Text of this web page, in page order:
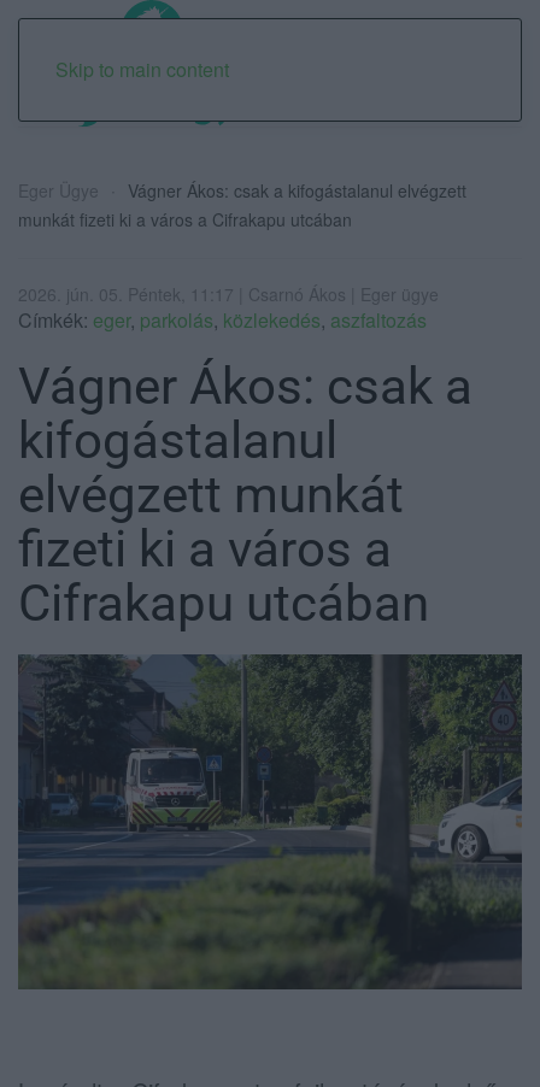
Skip to main content
Eger Ügye
Vágner Ákos: csak a kifogástalanul elvégzett
munkát fizeti ki a város a Cifrakapu utcában
2026. jún. 05. Péntek, 11:17 | Csarnó Ákos | Eger ügye
Címkék: eger, parkolás, közlekedés, aszfaltozás
Vágner Ákos: csak a
kifogástalanul
elvégzett munkát
fizeti ki a város a
Cifrakapu utcában